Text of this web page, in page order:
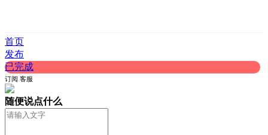
首页
发布
已完成
订阅 客服
随便说点什么